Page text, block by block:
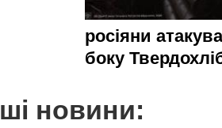
росіяни
боку
новини: